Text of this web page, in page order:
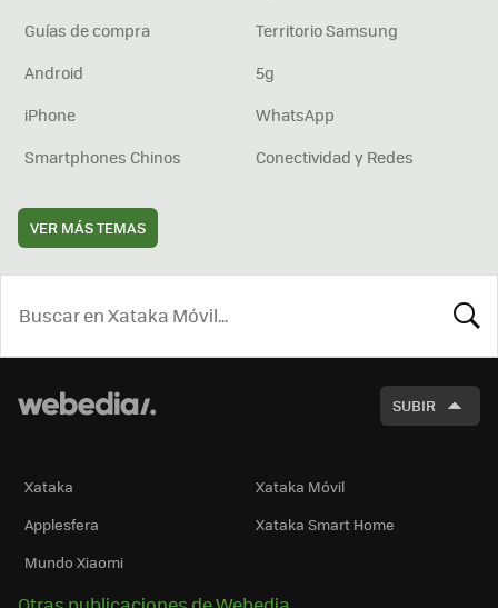
Guías de compra
Territorio Samsung
Android
5g
iPhone
WhatsApp
Smartphones Chinos
Conectividad y Redes
VER MÁS TEMAS
SUBIR
Xataka
Xataka Móvil
Applesfera
Xataka Smart Home
Mundo Xiaomi